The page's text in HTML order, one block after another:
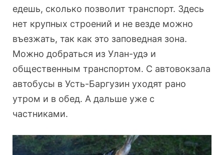
едешь, сколько позволит транспорт. Здесь
нет крупных строений и не везде можно
въезжать, так как это заповедная зона.
Можно добраться из Улан-удэ и
общественным транспортом. С автовокзала
автобусы в Усть-Баргузин уходят рано
утром и в обед. А дальше уже с
частниками.